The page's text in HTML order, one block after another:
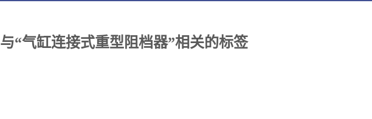
与“气缸连接式重型阻档器”相关的标签